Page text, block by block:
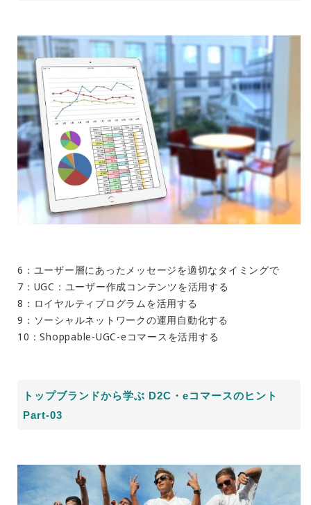
6：ユーザー層にあったメッセージを適切なタイミングで
7：UGC：ユーザー作成コンテンツを活用する
8：ロイヤルティプログラムを活用する
9：ソーシャルネットワークの運用自動化する
10：Shoppable-UGC-eコマースを活用する
トップブランドから学ぶ D2C・eコマースのヒント
Part-03